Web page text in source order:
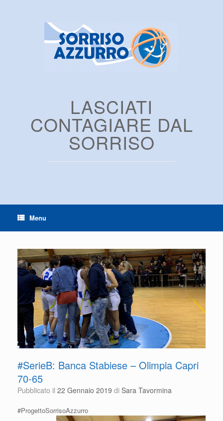
LASCIATI
CONTAGIARE DAL
SORRISO
Menu
#SerieB: Banca Stabiese – Olimpia Capri
70-65
Pubblicato il 22 Gennaio 2019 di Sara Tavormina
#ProgettoSorrisoAzzurro